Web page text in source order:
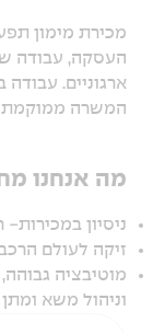
מכירת מימון
העסקה, עבודה
ארגוניים.
המשרה ממוקמת
מה אנחנו
ניסיון במכירות-
זיקה לעולם
מוטיבציה גבוהה,
וניהול משא